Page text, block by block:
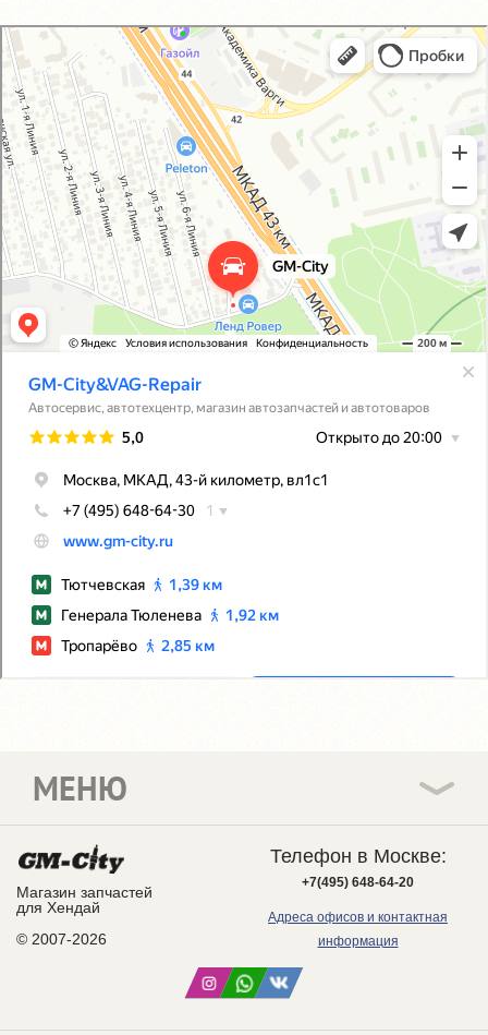
GM-City&VAG-Repair
Автосервис, автотехцентр в Москве
Магазин автозапчастей и автотоваров в Москве
Магазин запчастей
для Хендай
© 2007-2026
МЕНЮ
Телефон в Москве:
+7(495) 648-64-20
Адреса офисов и контактная
информация